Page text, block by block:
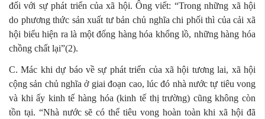
đối với sự phát triển của xã hội. Ông viết: “Trong những xã hội
do phương thức sản xuất tư bản chủ nghĩa chi phối thì của cải xã
hội biểu hiện ra là một đống hàng hóa khổng lồ, những hàng hóa
chồng chất lại”(2).
C. Mác khi dự báo về sự phát triển của xã hội tương lai, xã hội
cộng sản chủ nghĩa ở giai đoạn cao, lúc đó nhà nước tự tiêu vong
và khi ấy kinh tế hàng hóa (kinh tế thị trường) cũng không còn
tồn tại. “Nhà nước sẽ có thể tiêu vong hoàn toàn khi xã hội đã